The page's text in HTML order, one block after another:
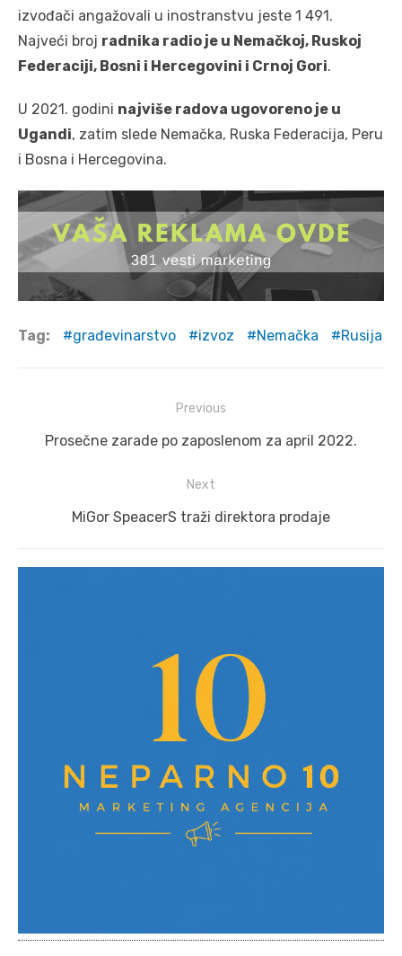
izvođači angažovali u inostranstvu jeste 1 491.
Najveći broj radnika radio je u Nemačkoj, Ruskoj
Federaciji, Bosni i Hercegovini i Crnoj Gori.
U 2021. godini najviše radova ugovoreno je u
Ugandi, zatim slede Nemačka, Ruska Federacija, Peru
i Bosna i Hercegovina.
Tag: građevinarstvo izvoz Nemačka Rusija
navigation
Previous
Previous
Prosečne zarade po zaposlenom za april 2022.
Next
Next
MiGor SpeacerS traži direktora prodaje